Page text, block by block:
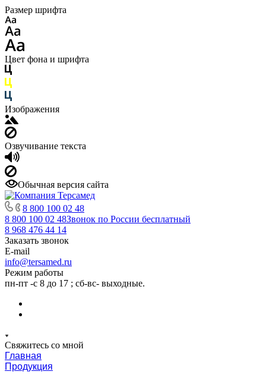
Размер шрифта
Цвет фона и шрифта
Изображения
Озвучивание текста
Обычная версия сайта
8 800 100 02 48
8 800 100 02 48Звонок по России бесплатный
8 968 476 44 14
Заказать звонок
E-mail
info@tersamed.ru
Режим работы
пн-пт -с 8 до 17 ; сб-вс- выходные.
Свяжитесь со мной
Главная
Продукция